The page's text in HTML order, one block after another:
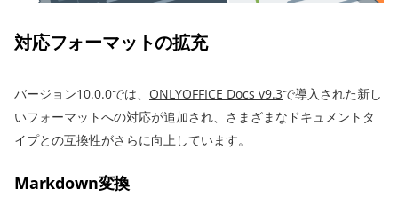
対応フォーマットの拡充
バージョン10.0.0では、 ONLYOFFICE Docs v9.3で導入された新し
いフォーマットへの対応が追加され、さまざまなドキュメントタ
イプとの互換性がさらに向上しています。
Markdown変換